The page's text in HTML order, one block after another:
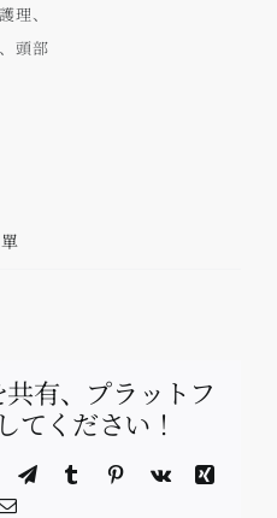
理、
頭部
有、プラットフ
てください！
WhatsApp
Telegram
TumblrPinterest
Vk
電